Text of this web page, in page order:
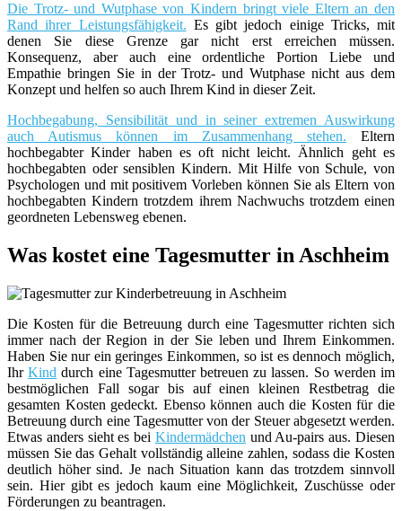
Die Trotz- und Wutphase von Kindern bringt viele Eltern an den
Rand ihrer Leistungsfähigkeit. Es gibt jedoch einige Tricks, mit
denen Sie diese Grenze gar nicht erst erreichen müssen.
Konsequenz, aber auch eine ordentliche Portion Liebe und
Empathie bringen Sie in der Trotz- und Wutphase nicht aus dem
Konzept und helfen so auch Ihrem Kind in dieser Zeit.
Hochbegabung, Sensibilität und in seiner extremen Auswirkung
auch Autismus können im Zusammenhang stehen. Eltern
hochbegabter Kinder haben es oft nicht leicht. Ähnlich geht es
hochbegabten oder sensiblen Kindern. Mit Hilfe von Schule, von
Psychologen und mit positivem Vorleben können Sie als Eltern von
hochbegabten Kindern trotzdem ihrem Nachwuchs trotzdem einen
geordneten Lebensweg ebenen.
Was kostet eine Tagesmutter in Aschheim
Die Kosten für die Betreuung durch eine Tagesmutter richten sich
immer nach der Region in der Sie leben und Ihrem Einkommen.
Haben Sie nur ein geringes Einkommen, so ist es dennoch möglich,
IhrKind durch eine Tagesmutter betreuen zu lassen. So werden im
bestmöglichen Fall sogar bis auf einen kleinen Restbetrag die
gesamten Kosten gedeckt. Ebenso können auch die Kosten für die
Betreuung durch eine Tagesmutter von der Steuer abgesetzt werden.
Etwas anders sieht es bei Kindermädchen und Au-pairs aus. Diesen
müssen Sie das Gehalt vollständig alleine zahlen, sodass die Kosten
deutlich höher sind. Je nach Situation kann das trotzdem sinnvoll
sein. Hier gibt es jedoch kaum eine Möglichkeit, Zuschüsse oder
Förderungen zu beantragen.